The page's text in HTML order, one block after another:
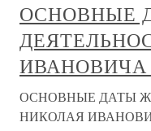
ОСНОВНЫЕ
ИВАНОВИЧА
ОСНОВНЫЕ ДАТЫ
НИКОЛАЯ